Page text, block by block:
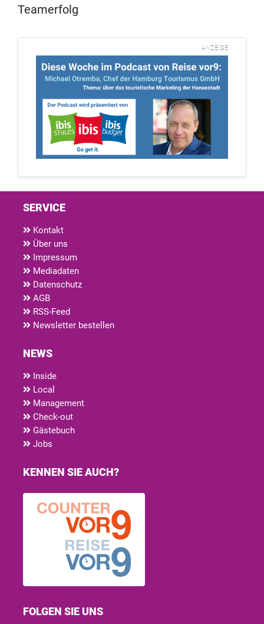
Teamerfolg
ANZEIGE
SERVICE
Kontakt
Über uns
Impressum
Mediadaten
Datenschutz
AGB
RSS-Feed
Newsletter bestellen
NEWS
Inside
Local
Management
Check-out
Gästebuch
Jobs
KENNEN SIE AUCH?
FOLGEN SIE UNS